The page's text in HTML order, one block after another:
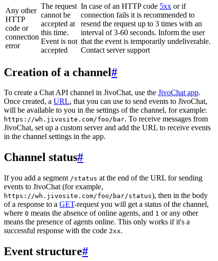
Any other
HTTP
code or
connection
error
The request
cannot be
accepted at
this time.
Event is not
accepted
In case of an HTTP code 5xx or if
connection fails it is recommended to
resend the request up to 3 times with an
interval of 3-60 seconds. Inform the user
that the event is temporarily undeliverable.
Contact server support
Creation of a channel#
To create a Chat API channel in JivoChat, use the JivoChat app.
Once created, a URL, that you can use to send events to JivoChat,
will be available to you in the settings of the channel, for example:
https://wh.jivosite.com/foo/bar. To receive messages from
JivoChat, set up a custom server and add the URL to receive events
in the channel settings in the app.
Channel status#
If you add a segment /status at the end of the URL for sending
events to JivoChat (for example,
https://wh.jivosite.com/foo/bar/status), then in the body
of a response to a GET-request you will get a status of the channel,
where 0 means the absence of online agents, and 1 or any other
means the presence of agents online. This only works if it's a
successful response with the code 2xx.
Event structure#